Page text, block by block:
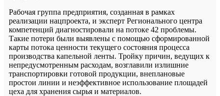
Рабочая группа предприятия, созданная в рамках
реализации нацпроекта, и эксперт Регионального центра
компетенций диагностировали на потоке 42 проблемы.
Такие потери были выявлены с помощью сформированной
карты потока ценности текущего состояния процесса
производства капельной ленты. Тройку причин, ведущих к
непредусмотренным расходам, возглавили излишние
транспортировки готовой продукции, внеплановые
простои линии и неэффективное использование площадей
цеха для хранения сырья и материалов.